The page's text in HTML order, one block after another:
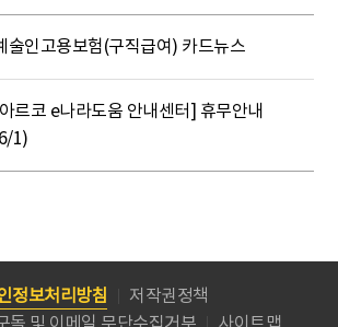
술인고용보험(구직급여) 카드뉴스
르코 e나라도움 안내센터] 휴무안내
1)
정보처리방침
저작권정책